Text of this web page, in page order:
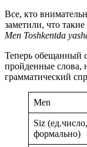
Все, кто
заметили, что
Men Toshkentda
Теперь обещанный
пройденные слова,
грамматический
Men
Siz (ед.число,
формально)